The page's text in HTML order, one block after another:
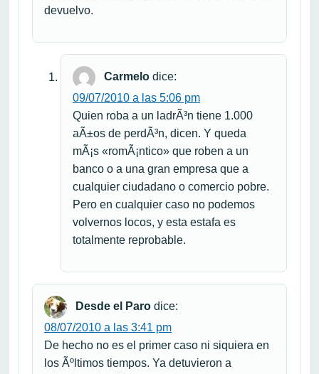
devuelvo.
Carmelo dice:
09/07/2010 a las 5:06 pm
Quien roba a un ladrÃ³n tiene 1.000
aÃ±os de perdÃ³n, dicen. Y queda
mÃ¡s «romÃ¡ntico» que roben a un
banco o a una gran empresa que a
cualquier ciudadano o comercio pobre.
Pero en cualquier caso no podemos
volvernos locos, y esta estafa es
totalmente reprobable.
Desde el Paro dice:
08/07/2010 a las 3:41 pm
De hecho no es el primer caso ni siquiera en
los Ãºltimos tiempos. Ya detuvieron a